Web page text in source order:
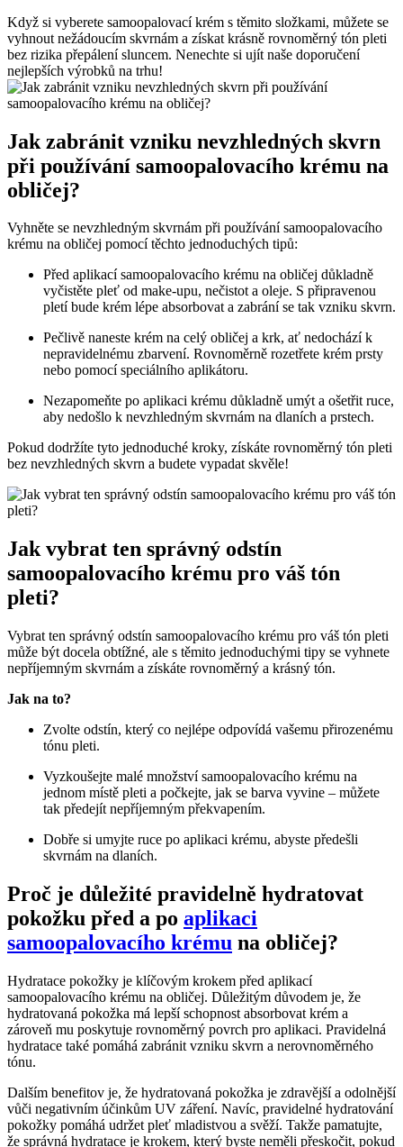
Když si vyberete samoopalovací krém s těmito složkami, můžete se
vyhnout nežádoucím skvrnám a získat krásně rovnoměrný tón pleti
bez rizika přepálení sluncem. Nenechte si ujít naše doporučení
nejlepších výrobků na trhu!
Jak zabránit vzniku nevzhledných skvrn
při používání samoopalovacího krému na
obličej?
Vyhněte se nevzhledným skvrnám při používání samoopalovacího
krému na obličej pomocí těchto jednoduchých tipů:
Před aplikací samoopalovacího krému na obličej důkladně
vyčistěte pleť od make-upu, nečistot a oleje. S připravenou
pletí bude krém lépe absorbovat a zabrání se tak vzniku skvrn.
Pečlivě naneste krém na celý obličej a krk, ať nedochází k
nepravidelnému zbarvení. Rovnoměrně rozetřete krém prsty
nebo pomocí speciálního aplikátoru.
Nezapomeňte po aplikaci krému důkladně umýt a ošetřit ruce,
aby nedošlo k nevzhledným skvrnám na dlaních a prstech.
Pokud dodržíte tyto jednoduché kroky, získáte rovnoměrný tón pleti
bez nevzhledných skvrn a budete vypadat skvěle!
Jak vybrat ten správný odstín
samoopalovacího krému pro váš tón
pleti?
Vybrat ten správný odstín samoopalovacího krému pro váš tón pleti
může být docela obtížné, ale s těmito jednoduchými tipy se vyhnete
nepříjemným skvrnám a získáte rovnoměrný a krásný tón.
Jak na to?
Zvolte odstín, který co nejlépe odpovídá vašemu přirozenému
tónu pleti.
Vyzkoušejte malé množství samoopalovacího krému na
jednom místě pleti a počkejte, jak se barva vyvine – můžete
tak předejít nepříjemným překvapením.
Dobře si umyjte ruce po aplikaci krému, abyste předešli
skvrnám na dlaních.
Proč je důležité pravidelně hydratovat
pokožku před a po aplikaci
samoopalovacího krému na obličej?
Hydratace pokožky je klíčovým krokem před aplikací
samoopalovacího krému na obličej. Důležitým důvodem je, že
hydratovaná pokožka má lepší schopnost absorbovat krém a
zároveň mu poskytuje rovnoměrný povrch pro aplikaci. Pravidelná
hydratace také pomáhá zabránit vzniku skvrn a nerovnoměrného
tónu.
Dalším benefitov je, že hydratovaná pokožka je zdravější a odolnější
vůči negativním účinkům UV záření. Navíc, pravidelné hydratování
pokožky pomáhá udržet pleť mladistvou a svěží. Takže pamatujte,
že správná hydratace je krokem, který byste neměli přeskočit, pokud